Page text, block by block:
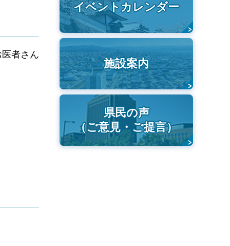
者さん
イベントカレンダー
施設案内
県民の声
（ご意見・ご提言）